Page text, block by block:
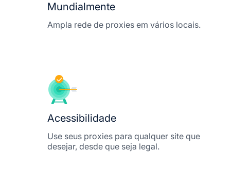
Mundialmente
Ampla rede de proxies em vários locais.
Acessibilidade
Use seus proxies para qualquer site que
desejar, desde que seja legal.